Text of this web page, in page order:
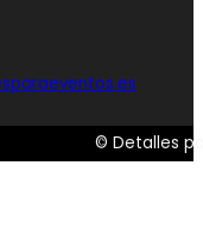
© Detalles